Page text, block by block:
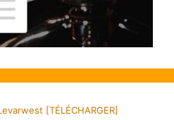
[TÉLÉCHARGER]